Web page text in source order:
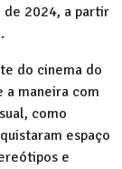
de 2024, a partir
do cinema do
a maneira com
como
espaço
e